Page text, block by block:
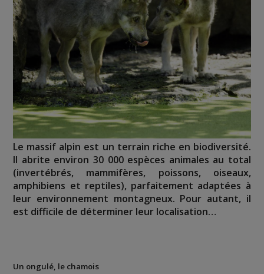
Le massif alpin est un terrain riche en biodiversité.
Il abrite environ 30 000 espèces animales au total
(invertébrés, mammifères, poissons, oiseaux,
amphibiens et reptiles), parfaitement adaptées à
leur environnement montagneux. Pour autant, il
est difficile de déterminer leur localisation…
Un ongulé, le chamois